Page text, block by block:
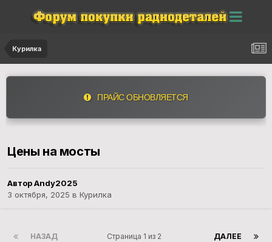
Курилка
ПРАЙС ОБНОВЛЯЕТСЯ
Цены на мосты
Автор Andy2025
3 октября, 2025 в Курилка
НАЗАД ДАЛЕЕ
Страница 1 из 2